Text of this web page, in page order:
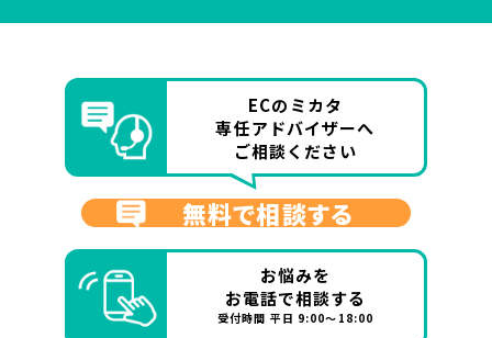
ECのミカタ
専任アドバイザーへ
ご相談ください
無料で相談する
お悩みを
お電話で相談する
受付時間 平日 9:00～18:00